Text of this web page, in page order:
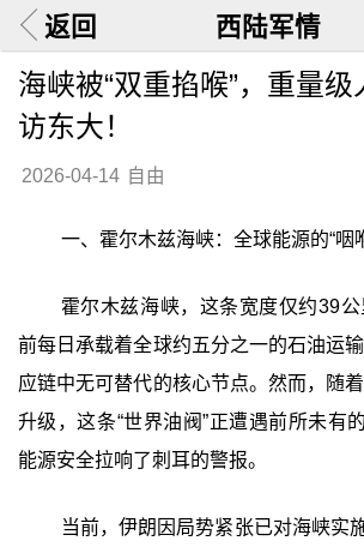
返回 西陆军情
海峡被“双重掐喉”，重量
访东大！
2026-04-14 自由
一、霍尔木兹海峡：全球能源的“咽
霍尔木兹海峡，这条宽度仅约39
前每日承载着全球约五分之一的石油运
应链中无可替代的核心节点。然而，随
升级，这条“世界油阀”正遭遇前所未有
能源安全拉响了刺耳的警报。
当前，伊朗因局势紧张已对海峡实